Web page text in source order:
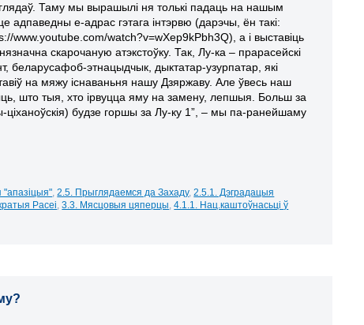
Таму мы вырашылі ня толькі падаць на нашым
адпаведны е-адрас гэтага інтэрвю (дарэчы, ён такі:
www.youtube.com/watch?v=wXep9kPbh3Q), а і выставіць
скарочаную атэкстоўку. Так, Лу-ка – прарасейскі
беларусафоб-этнацыдчык, дыктатар-узурпатар, які
на мяжу існаваньня нашу Дзяржаву. Але ўвесь наш
што тыя, хто ірвуцца яму на замену, лепшыя. Больш за
будзе горшы за Лу-ку 1”, – мы па-ранейшаму
"апазіцыя" ,2.5. Прыглядаемся да Захаду,2.5.1. Дэградацыя
Расеі ,3.3. Мясцовыя цяперцы ,4.1.1. Нац.каштоўнасьці ў